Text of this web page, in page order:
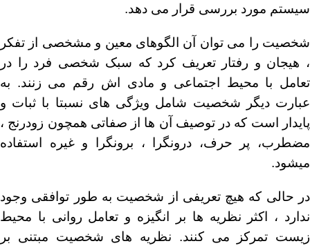
سیستم مورد بررسی قرار می دهد.
شخصیت را می توان آن الگوهای معین و مشخصی از تفکر
، هیجان و رفتار تعریف کرد که سبک شخصی فرد را در
تعامل با محیط اجتماعی و مادی اش رقم می زنند. به
عبارت دیگر شخصیت شامل ویژگی های نسبتا با ثبات و
پایدار است که در توصیف آن ها از صفاتی همچون زودرنج ،
مضطرب، پر حرف، درونگرا ، برونگرا و غیره استفاده
میشود.
در حالی که هیچ تعریفی از شخصیت به طور توافقی وجود
ندارد ، اکثر نظریه ها بر انگیزه و تعامل روانی با محیط
زیست تمرکز می کنند. نظریه های شخصیت مبتنی بر